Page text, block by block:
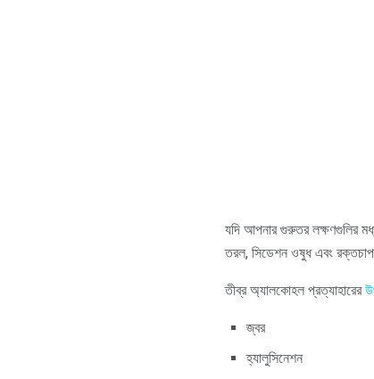
যদি আপনার গুরুতর লক্ষণগুলির
তরল, সিডেশন ওষুধ এবং রক্তচাপ,
তীব্র অ্যালকোহল প্রত্যাহারের
জ্বর
হ্যালুসিনেশন